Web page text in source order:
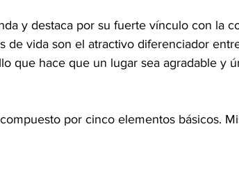
y destaca por su fuerte vínculo con la
de vida son el atractivo diferenciador
que hace que un lugar sea agradable y
por cinco elementos básicos.